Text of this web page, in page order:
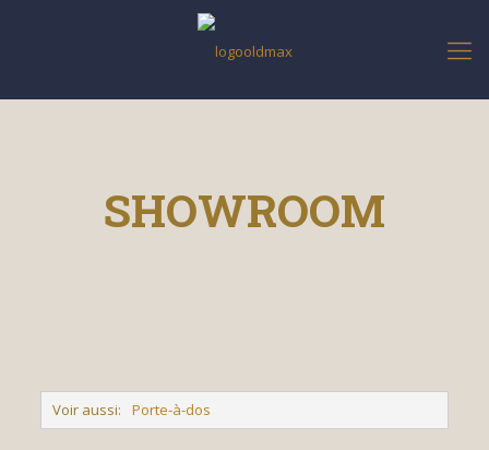
SHOWROOM
Voir aussi: Porte-à-dos